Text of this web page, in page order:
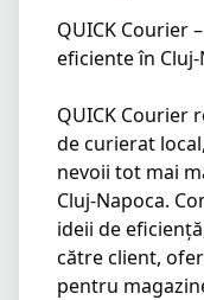
QUICK Courier
eficiente în
QUICK Courier
de curierat
nevoii tot mai
Cluj-Napoca.
ideii de
către client,
pentru